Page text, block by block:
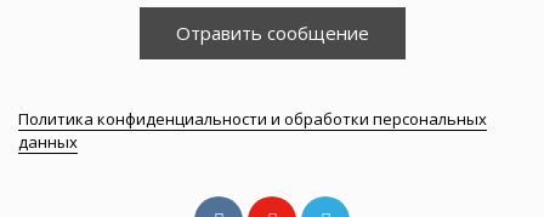
Отравить сообщение
Политика конфиденциальности и обработки персональных
данных